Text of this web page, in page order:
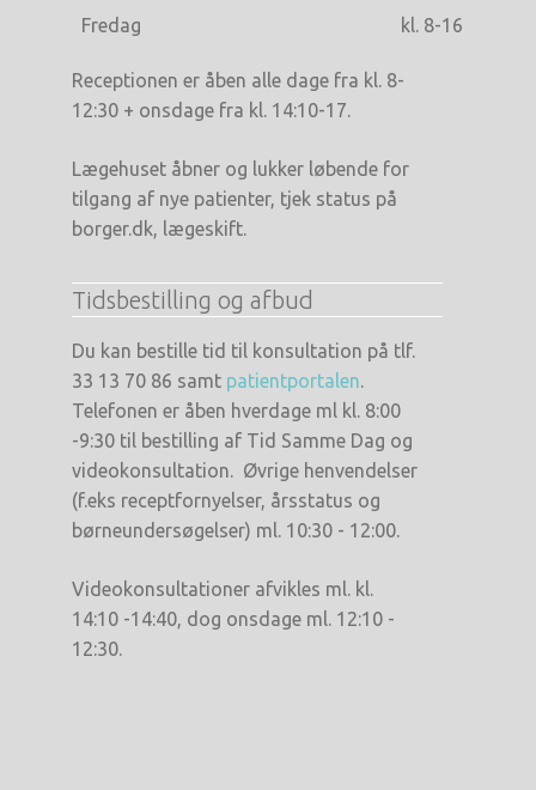
Fredag
kl. 8-16
Receptionen er åben alle dage fra kl. 8-
12:30 + onsdage fra kl. 14:10-17.
Lægehuset åbner og lukker løbende for
tilgang af nye patienter, tjek status på
borger.dk, lægeskift.
Tidsbestilling og afbud
Du kan bestille tid til konsultation på tlf.
33 13 70 86 samt patientportalen.
Telefonen er åben hverdage ml kl. 8:00
-9:30 til bestilling af Tid Samme Dag og
videokonsultation. Øvrige henvendelser
(f.eks receptfornyelser, årsstatus og
børneundersøgelser) ml. 10:30 - 12:00.
Videokonsultationer afvikles ml. kl.
14:10 -14:40, dog onsdage ml. 12:10 -
12:30.